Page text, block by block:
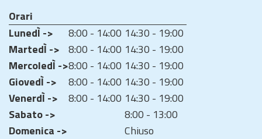
Orari
LunedÌ ->
8:00 - 14:00 14:30 - 19:00
MartedÌ -> 8:00 - 14:00 14:30 - 19:00
MercoledÌ ->8:00 - 14:00 14:30 - 19:00
GiovedÌ ->
8:00 - 14:00 14:30 - 19:00
VenerdÌ ->
8:00 - 14:00 14:30 - 19:00
Sabato ->
8:00 - 13:00
Domenica ->
Chiuso